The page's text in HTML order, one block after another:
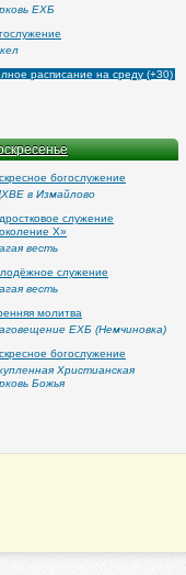
ЕХБ
расписание на среду (+30)
богослужение
в Измайлово
служение
Х»
весть
служение
весть
молитва
ЕХБ (Немчиновка)
богослужение
Христианская
Божья